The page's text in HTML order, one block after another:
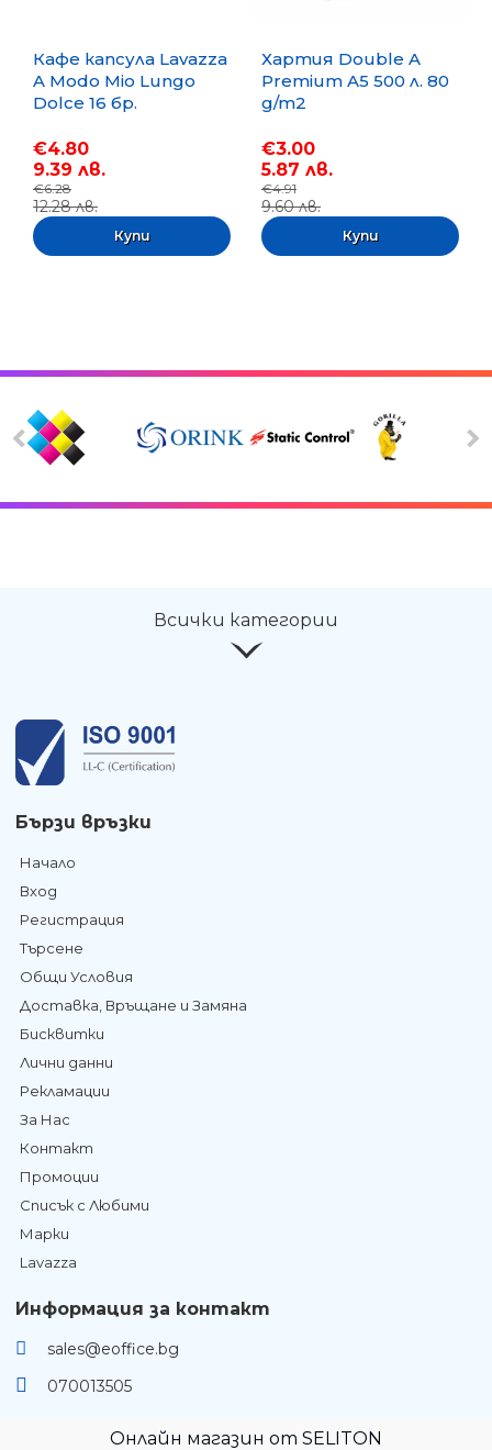
Кафе капсула Lavazza
A Modo Mio Lungo
Dolce 16 бр.
€4.80
9.39 лв.
€6.28
12.28 лв.
Хартия Double A
Premium A5 500 л. 80
g/m2
€3.00
5.87 лв.
€4.91
9.60 лв.
Всички категории
Бързи връзки
Начало
Вход
Регистрация
Търсене
Общи Условия
Доставка, Връщане и Замяна
Бисквитки
Лични данни
Рекламации
За Нас
Контакт
Промоции
Списък с Любими
Марки
Lavazza
Информация за контакт
sales@eoffice.bg
070013505
Онлайн магазин от SELITON